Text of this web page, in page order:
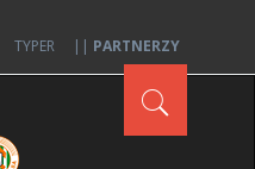
TYPER || PARTNERZY